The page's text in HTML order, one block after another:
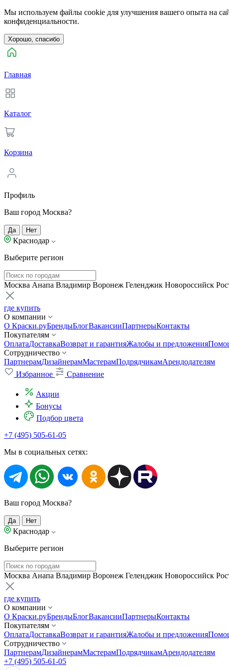
Мы используем файлы cookie для улучшения вашего опыта на
конфиденциальности.
Хорошо, спасибо
Главная
Каталог
Корзина
Профиль
Ваш город Москва?
Да Нет
Краснодар
Выберите регион
Москва Анапа Владимир Воронеж Геленджик Новороссийск
где купить
О компании
О Краски.руБрендыБлогВакансииПартнерыКонтакты
Покупателям
ОплатаДоставкаВозврат и гарантияЖалобы и предложения
Сотрудничество
ПартнерамДизайнерамМастерамПодрядчикамАрендодателям
Избранное
Сравнение
Акции
Бонусы
Подбор цвета
+7 (495) 505-61-05
Мы в социальных сетях:
Ваш город Москва?
Да Нет
Краснодар
Выберите регион
Москва Анапа Владимир Воронеж Геленджик Новороссийск
где купить
О компании
О Краски.руБрендыБлогВакансииПартнерыКонтакты
Покупателям
ОплатаДоставкаВозврат и гарантияЖалобы и предложения
Сотрудничество
ПартнерамДизайнерамМастерамПодрядчикамАрендодателям
+7 (495) 505-61-05